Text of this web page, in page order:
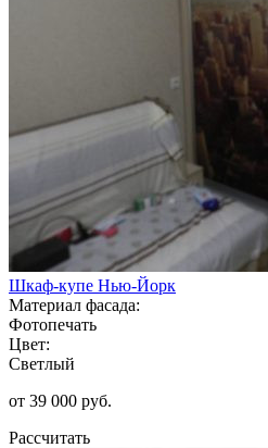
Шкаф-купе Нью-Йорк
Материал фасада:
Фотопечать
Цвет:
Светлый
от 39 000 руб.
Рассчитать